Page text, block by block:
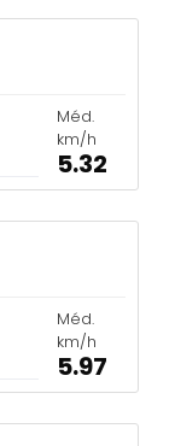
Méd.
km/h
5.32
Méd.
km/h
5.97